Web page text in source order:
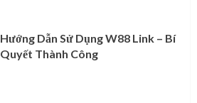
Hướng Dẫn Sử Dụng W88 Link – Bí
Quyết Thành Công